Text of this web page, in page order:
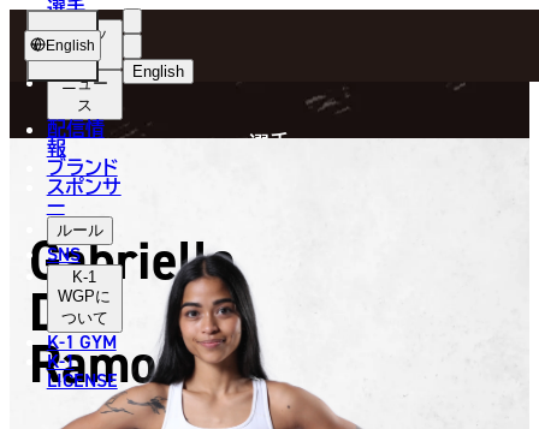
English
日本語
中文（繁體）
العربية
選手
ショッ
プ
ニュー
ス
配信情
報
ブランド
スポンサ
ー
ルール
SNS
K-1
WGPに
ついて
K-1 GYM
K-1
LICENSE
English FIGHTER
選手
Gabrielle
De
Ramos